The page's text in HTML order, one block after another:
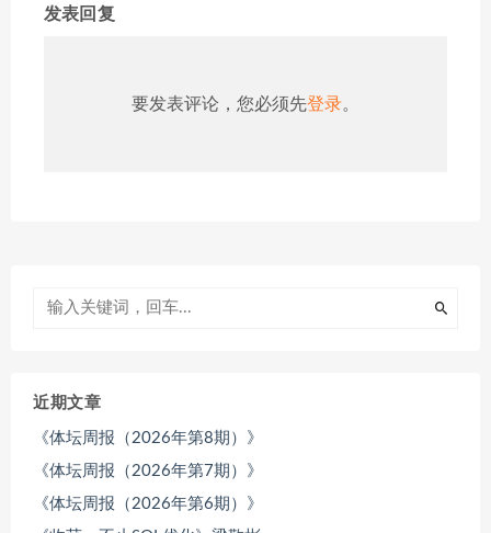
发表回复
要发表评论，您必须先登录。
近期文章
《体坛周报（2026年第8期）》
《体坛周报（2026年第7期）》
《体坛周报（2026年第6期）》